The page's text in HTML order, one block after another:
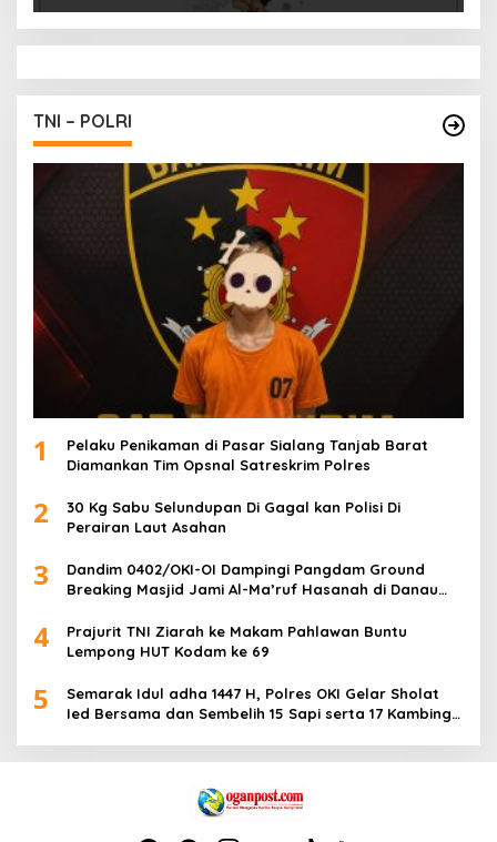
TNI – POLRI
1
Pelaku Penikaman di Pasar Sialang Tanjab Barat
Diamankan Tim Opsnal Satreskrim Polres
2
30 Kg Sabu Selundupan Di Gagal kan Polisi Di
Perairan Laut Asahan
3
Dandim 0402/OKI-OI Dampingi Pangdam Ground
Breaking Masjid Jami Al-Ma’ruf Hasanah di Danau
4
Prajurit TNI Ziarah ke Makam Pahlawan Buntu
Lempong HUT Kodam ke 69
5
Semarak Idul adha 1447 H, Polres OKI Gelar Sholat
Ied Bersama dan Sembelih 15 Sapi serta 17 Kambing